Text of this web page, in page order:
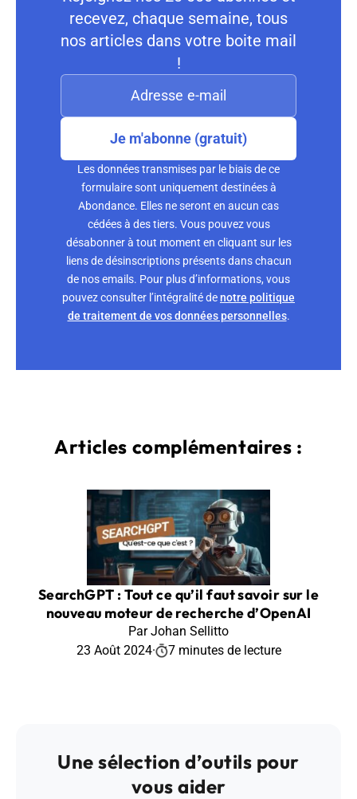
recevez, chaque semaine, tous
nos articles dans votre boite mail
!
Je m'abonne (gratuit)
Les données transmises par le biais de ce
formulaire sont uniquement destinées à
Abondance. Elles ne seront en aucun cas
cédées à des tiers. Vous pouvez vous
désabonner à tout moment en cliquant sur les
liens de désinscriptions présents dans chacun
de nos emails. Pour plus d’informations, vous
pouvez consulter l’intégralité denotre politique
de traitement de vos données personnelles.
Articles complémentaires :
SearchGPT : Tout ce qu’il faut savoir sur le
nouveau moteur de recherche d’OpenAI
Par Johan Sellitto
23 Août 2024· 7 minutes de lecture
Une sélection d’outils pour
vous aider